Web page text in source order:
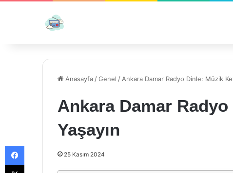
Anasayfa /Genel / Ankara Damar Radyo Dinle: Müzik
Ankara Damar
Yaşayın
25 Kasım 2024
Facebook
X